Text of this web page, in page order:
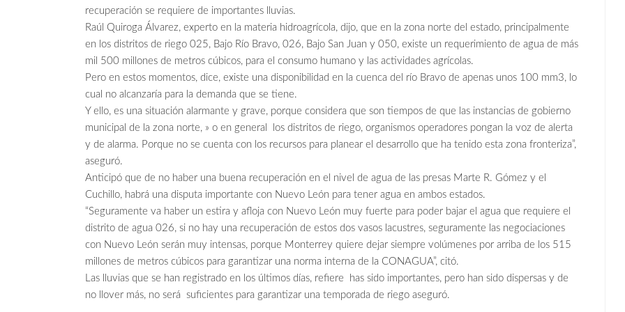
recuperación se requiere de importantes lluvias.
Raúl Quiroga Álvarez, experto en la materia hidroagrícola, dijo, que en la zona norte del estado, principalmente
en los distritos de riego 025, Bajo Río Bravo, 026, Bajo San Juan y 050, existe un requerimiento de agua de más
mil 500 millones de metros cúbicos, para el consumo humano y las actividades agrícolas.
Pero en estos momentos, dice, existe una disponibilidad en la cuenca del río Bravo de apenas unos 100 mm3, lo
cual no alcanzaría para la demanda que se tiene.
Y ello, es una situación alarmante y grave, porque considera que son tiempos de que las instancias de gobierno
municipal de la zona norte, » o en general los distritos de riego, organismos operadores pongan la voz de alerta
y de alarma. Porque no se cuenta con los recursos para planear el desarrollo que ha tenido esta zona fronteriza”,
aseguró.
Anticipó que de no haber una buena recuperación en el nivel de agua de las presas Marte R. Gómez y el
Cuchillo, habrá una disputa importante con Nuevo León para tener agua en ambos estados.
“Seguramente va haber un estira y afloja con Nuevo León muy fuerte para poder bajar el agua que requiere el
distrito de agua 026, si no hay una recuperación de estos dos vasos lacustres, seguramente las negociaciones
con Nuevo León serán muy intensas, porque Monterrey quiere dejar siempre volúmenes por arriba de los 515
millones de metros cúbicos para garantizar una norma interna de la CONAGUA”, citó.
Las lluvias que se han registrado en los últimos días, refiere has sido importantes, pero han sido dispersas y de
no llover más, no será suficientes para garantizar una temporada de riego aseguró.